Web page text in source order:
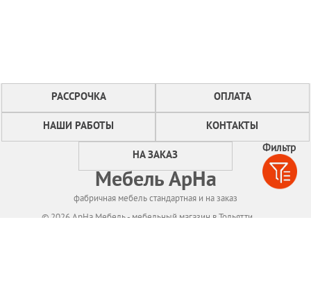
Фильтр
РАССРОЧКА ОПЛАТА
НАШИ РАБОТЫ КОНТАКТЫ
НА ЗАКАЗ
Мебель АрНа
фабричная мебель стандартная и на заказ
© 2026 АрНа Мебель - мебельный магазин в Тольятти